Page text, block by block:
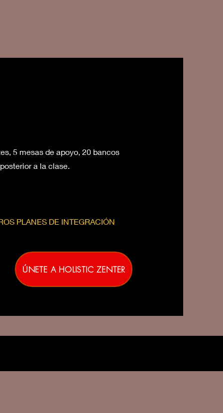
5 mesas de apoyo, 20 bancos
a la clase.
PLANES DE INTEGRACIÓN
ÚNETE A HOLISTIC ZENTER